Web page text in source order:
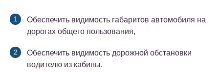
Обеспечить видимость габаритов автомобиля на
дорогах общего пользования,
Обеспечить видимость дорожной обстановки
водителю из кабины.